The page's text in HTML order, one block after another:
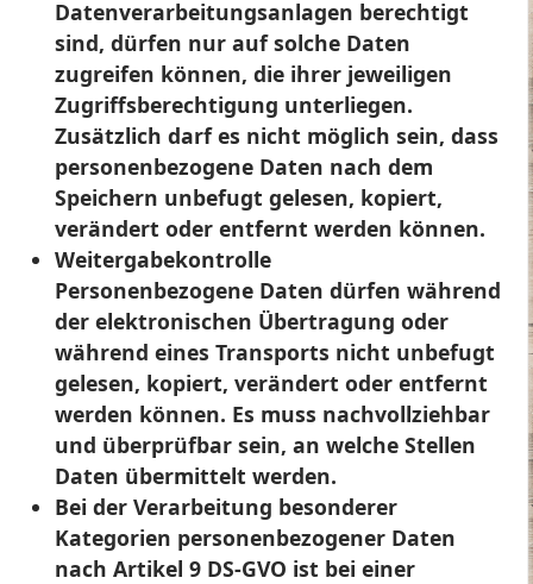
Datenverarbeitungsanlagen berechtigt
sind, dürfen nur auf solche Daten
zugreifen können, die ihrer jeweiligen
Zugriffsberechtigung unterliegen.
Zusätzlich darf es nicht möglich sein, dass
personenbezogene Daten nach dem
Speichern unbefugt gelesen, kopiert,
verändert oder entfernt werden können.
Weitergabekontrolle
Personenbezogene Daten dürfen während
der elektronischen Übertragung oder
während eines Transports nicht unbefugt
gelesen, kopiert, verändert oder entfernt
werden können. Es muss nachvollziehbar
und überprüfbar sein, an welche Stellen
Daten übermittelt werden.
Bei der Verarbeitung besonderer
Kategorien personenbezogener Daten
nach Artikel 9 DS-GVO ist bei einer